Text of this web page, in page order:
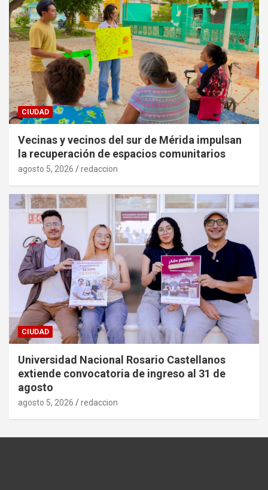
CIUDAD
Vecinas y vecinos del sur de Mérida impulsan
la recuperación de espacios comunitarios
agosto 5, 2026 redaccion
CIUDAD
Universidad Nacional Rosario Castellanos
extiende convocatoria de ingreso al 31 de
agosto
agosto 5, 2026 redaccion